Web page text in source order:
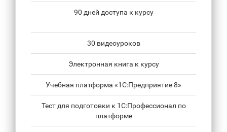
90 дней доступа к курсу
30 видеоуроков
Электронная книга к курсу
Учебная платформа «1С:Предприятие 8»
Тест для подготовки к 1С:Профессионал по
платформе